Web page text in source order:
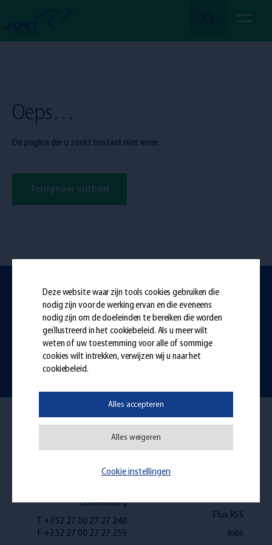
Onze
Solliciteren!
Vacatures
Deze website waar zijn tools cookies gebruiken die
nodig zijn voor de werking ervan en die eveneens
nodig zijn om de doeleinden te bereiken die worden
geïllustreerd in het cookiebeleid. Als u meer wilt
weten of uw toestemming voor alle of sommige
cookies wilt intrekken, verwijzen wij u naar het
cookiebeleid.
Cookie instellingen
Alles weigeren
Alles accepteren
Oeps…
De pagina die u zoekt bestaat niet meer.
Terug naar onthaal
Neem gerust contact met ons op,
kunnen u ook terugbellen!
Een vraag?
Am Hock, 1
Luxembourg
T +352 27 00 27 27 240
F +352 27 00 27 27 259
De Jostgemeenschap
Flux RSS
Jobs